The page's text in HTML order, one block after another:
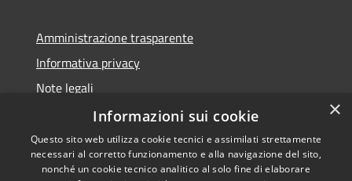
Amministrazione trasparente
Informativa privacy
Note legali
Dichiarazione di accessibilità
×
Informazioni sui cookie
Questo sito web utilizza cookie tecnici e assimilati strettamente
necessari al corretto funzionamento e alla navigazione del sito,
nonché un cookie tecnico analitico al solo fine di elaborare